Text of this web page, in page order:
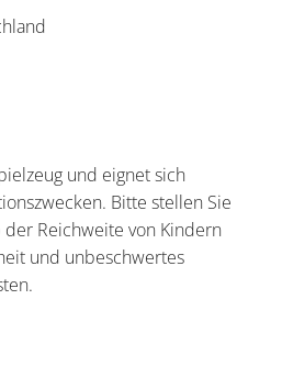
und eignet sich
Bitte stellen Sie
der Reichweite von Kindern
und unbeschwertes